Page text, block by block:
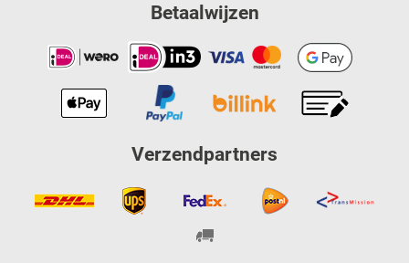
Betaalwijzen
Verzendpartners